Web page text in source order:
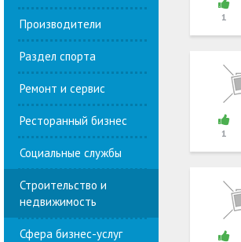
Производители
Раздел спорта
Ремонт и сервис
Ресторанный бизнес
Социальные службы
Строительство и
недвижимость
Сфера бизнес-услуг
1
1